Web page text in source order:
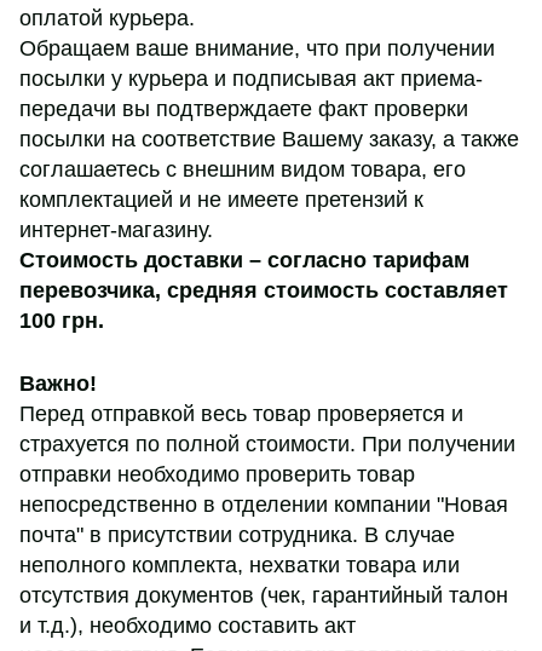
оплатой курьера.
Обращаем ваше внимание, что при получении
посылки у курьера и подписывая акт приема-
передачи вы подтверждаете факт проверки
посылки на соответствие Вашему заказу, а также
соглашаетесь с внешним видом товара, его
комплектацией и не имеете претензий к
интернет-магазину.
Стоимость доставки – согласно тарифам
перевозчика, средняя стоимость составляет
100 грн.
Важно!
Перед отправкой весь товар проверяется и
страхуется по полной стоимости. При получении
отправки необходимо проверить товар
непосредственно в отделении компании "Новая
почта" в присутствии сотрудника. В случае
неполного комплекта, нехватки товара или
отсутствия документов (чек, гарантийный талон
и т.д.), необходимо составить акт